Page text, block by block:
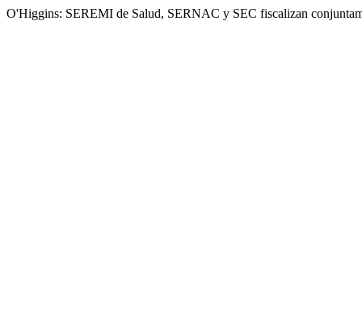
O'Higgins: SEREMI de Salud, SERNAC y SEC fiscalizan